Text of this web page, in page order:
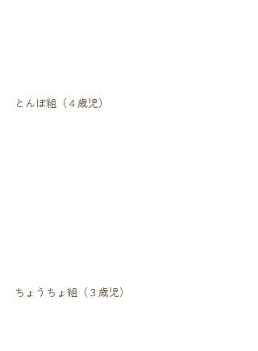
とんぼ組（４歳児）
ちょうちょ組（３歳児）